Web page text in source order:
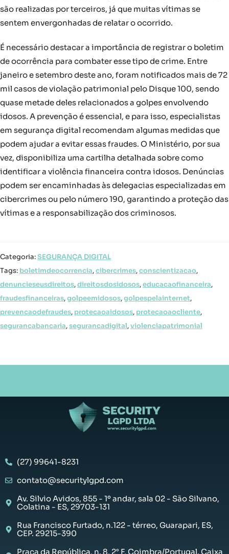
são realizadas por terceiros, já que muitas vítimas se
sentem envergonhadas de relatar o ocorrido.
É necessário destacar a importância de registrar o boletim
de ocorrência para combater esse tipo de crime. Entre
janeiro e setembro deste ano, foram notificados mais de 72
mil casos de violação patrimonial pelo Disque 100, sendo
quase metade deles relacionados a golpes envolvendo
idosos. A prevenção é essencial, e para isso, especialistas
em segurança digital recomendam algumas medidas que
podem ajudar a evitar essas fraudes. O Ministério, por sua
vez, disponibiliza uma cartilha detalhada sobre como
identificar a violência financeira contra idosos. Denúncias
podem ser encaminhadas às delegacias especializadas em
cibercrimes ou pelo número 190, garantindo a proteção das
vítimas e a responsabilização dos criminosos.
Categoria:SEGURANÇA DIGITAL
Tags: boletimdeocorrencia,cibercrimes,conscientizacao,
denuncieseusdireitos,direitosdosidosos,educacaofinanceira,
fraudesfinanceiras,golpeemidosos,golpespelainternet,
prevencaodefraudes, protecaoaidosos, protecaoaocliente,
segurancabancaria,segurancadigital,violenciapatrimonial
(27) 99641-8231
contato@securitylgpd.com
Av. Silvio Avidos, 855 - 1º andar, sala 02 - São Silvano,
Colatina - ES, 29703-131
Rua Francisco Furtado, n.122 - térreo, Guarapari, ES,
CEP. 29215-390
Praça da República, n. 8, 2° F, Coimbra/Portugal. Caixa